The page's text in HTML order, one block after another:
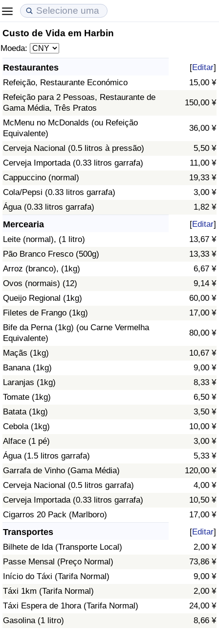
Custo de Vida em Harbin
Moeda:
Restaurantes [Editar]
Refeição, Restaurante Económico
15,00 ¥
Refeição para 2 Pessoas, Restaurante de
Gama Média, Três Pratos
150,00 ¥
McMenu no McDonalds (ou Refeição
Equivalente)
36,00 ¥
Cerveja Nacional (0.5 litros à pressão)
5,50 ¥
Cerveja Importada (0.33 litros garrafa)
11,00 ¥
Cappuccino (normal)
19,33 ¥
Cola/Pepsi (0.33 litros garrafa)
3,00 ¥
Água (0.33 litros garrafa)
1,82 ¥
Mercearia [Editar]
Leite (normal), (1 litro)
13,67 ¥
Pão Branco Fresco (500g)
13,33 ¥
Arroz (branco), (1kg)
6,67 ¥
Ovos (normais) (12)
9,14 ¥
Queijo Regional (1kg)
60,00 ¥
Filetes de Frango (1kg)
17,00 ¥
Bife da Perna (1kg) (ou Carne Vermelha
Equivalente)
80,00 ¥
Maçãs (1kg)
10,67 ¥
Banana (1kg)
9,00 ¥
Laranjas (1kg)
8,33 ¥
Tomate (1kg)
6,50 ¥
Batata (1kg)
3,50 ¥
Cebola (1kg)
10,00 ¥
Alface (1 pé)
3,00 ¥
Água (1.5 litros garrafa)
5,33 ¥
Garrafa de Vinho (Gama Média)
120,00 ¥
Cerveja Nacional (0.5 litros garrafa)
4,00 ¥
Cerveja Importada (0.33 litros garrafa)
10,50 ¥
Cigarros 20 Pack (Marlboro)
17,00 ¥
Transportes [Editar]
Bilhete de Ida (Transporte Local)
2,00 ¥
Passe Mensal (Preço Normal)
73,86 ¥
Início do Táxi (Tarifa Normal)
9,00 ¥
Táxi 1km (Tarifa Normal)
2,00 ¥
Táxi Espera de 1hora (Tarifa Normal)
24,00 ¥
Gasolina (1 litro)
8,66 ¥
Custo de Vida
Indicador de Custo de Vida
Indicador de Custo de Vida Por País
em Aqaba
Preços de Imóveis
Indicador de Preços de Imóveis
Indicador de Preços de Imóveis por País
Qualidade de Vida
Indicador de Qualidade de Vida (Atual)
Índice de qualidade de vida por país
Crime
Taxa do Indicador de Crime (Atual)
Indicador de Crime
Índice de criminalidade por país
Saúde
Indicador de Saúde (Atual)
Indicador de Saúde
Indicador de Saúde por País
Poluição
Índice de poluição
Indicador de Poluição por País
Trânsito
Indicador de Trânsito
Indicador de Trânsito (Atual)
Indicador de Trânsito por País